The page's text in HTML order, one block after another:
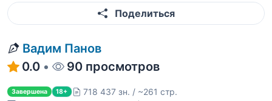
Поделиться
Вадим Панов
0.0 • 90 просмотров
Завершена 18+
718 437 зн. / ~261 стр.